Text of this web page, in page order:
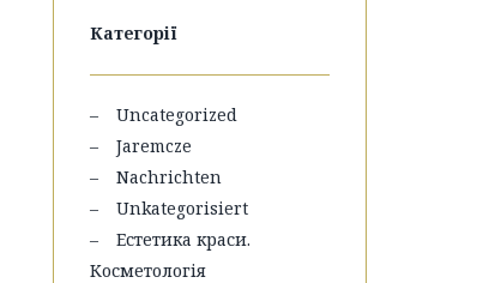
Категорії
Uncategorized
Jaremcze
Nachrichten
Unkategorisiert
Естетика краси.
Косметологія